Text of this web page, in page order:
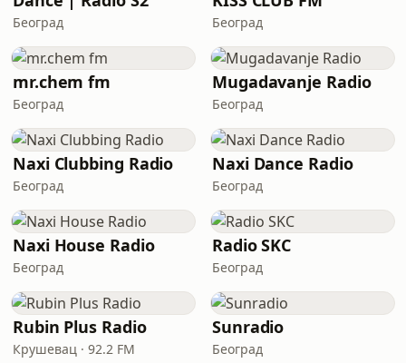
Београд Београд
mr.chem fm
Београд
Mugadavanje Radio
Београд
Naxi Clubbing Radio
Београд
Naxi Dance Radio
Београд
Naxi House Radio
Београд
Radio SKC
Београд
Rubin Plus Radio
Крушевац · 92.2 FM
Sunradio
Београд